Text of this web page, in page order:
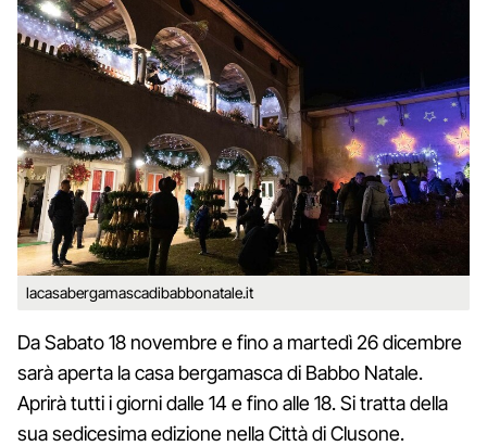
lacasabergamascadibabbonatale.it
Da Sabato 18 novembre e fino a martedì 26 dicembre
sarà aperta la casa bergamasca di Babbo Natale.
Aprirà tutti i giorni dalle 14 e fino alle 18. Si tratta della
sua sedicesima edizione nella Città di Clusone.